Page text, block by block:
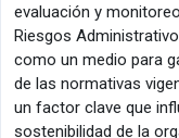
evaluación y
Riesgos
como un medio para
de las normativas
un factor clave que
sostenibilidad de la